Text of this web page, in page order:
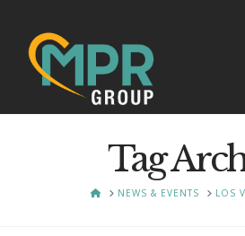
Tag
HOMENEWS & EVENTS LOS